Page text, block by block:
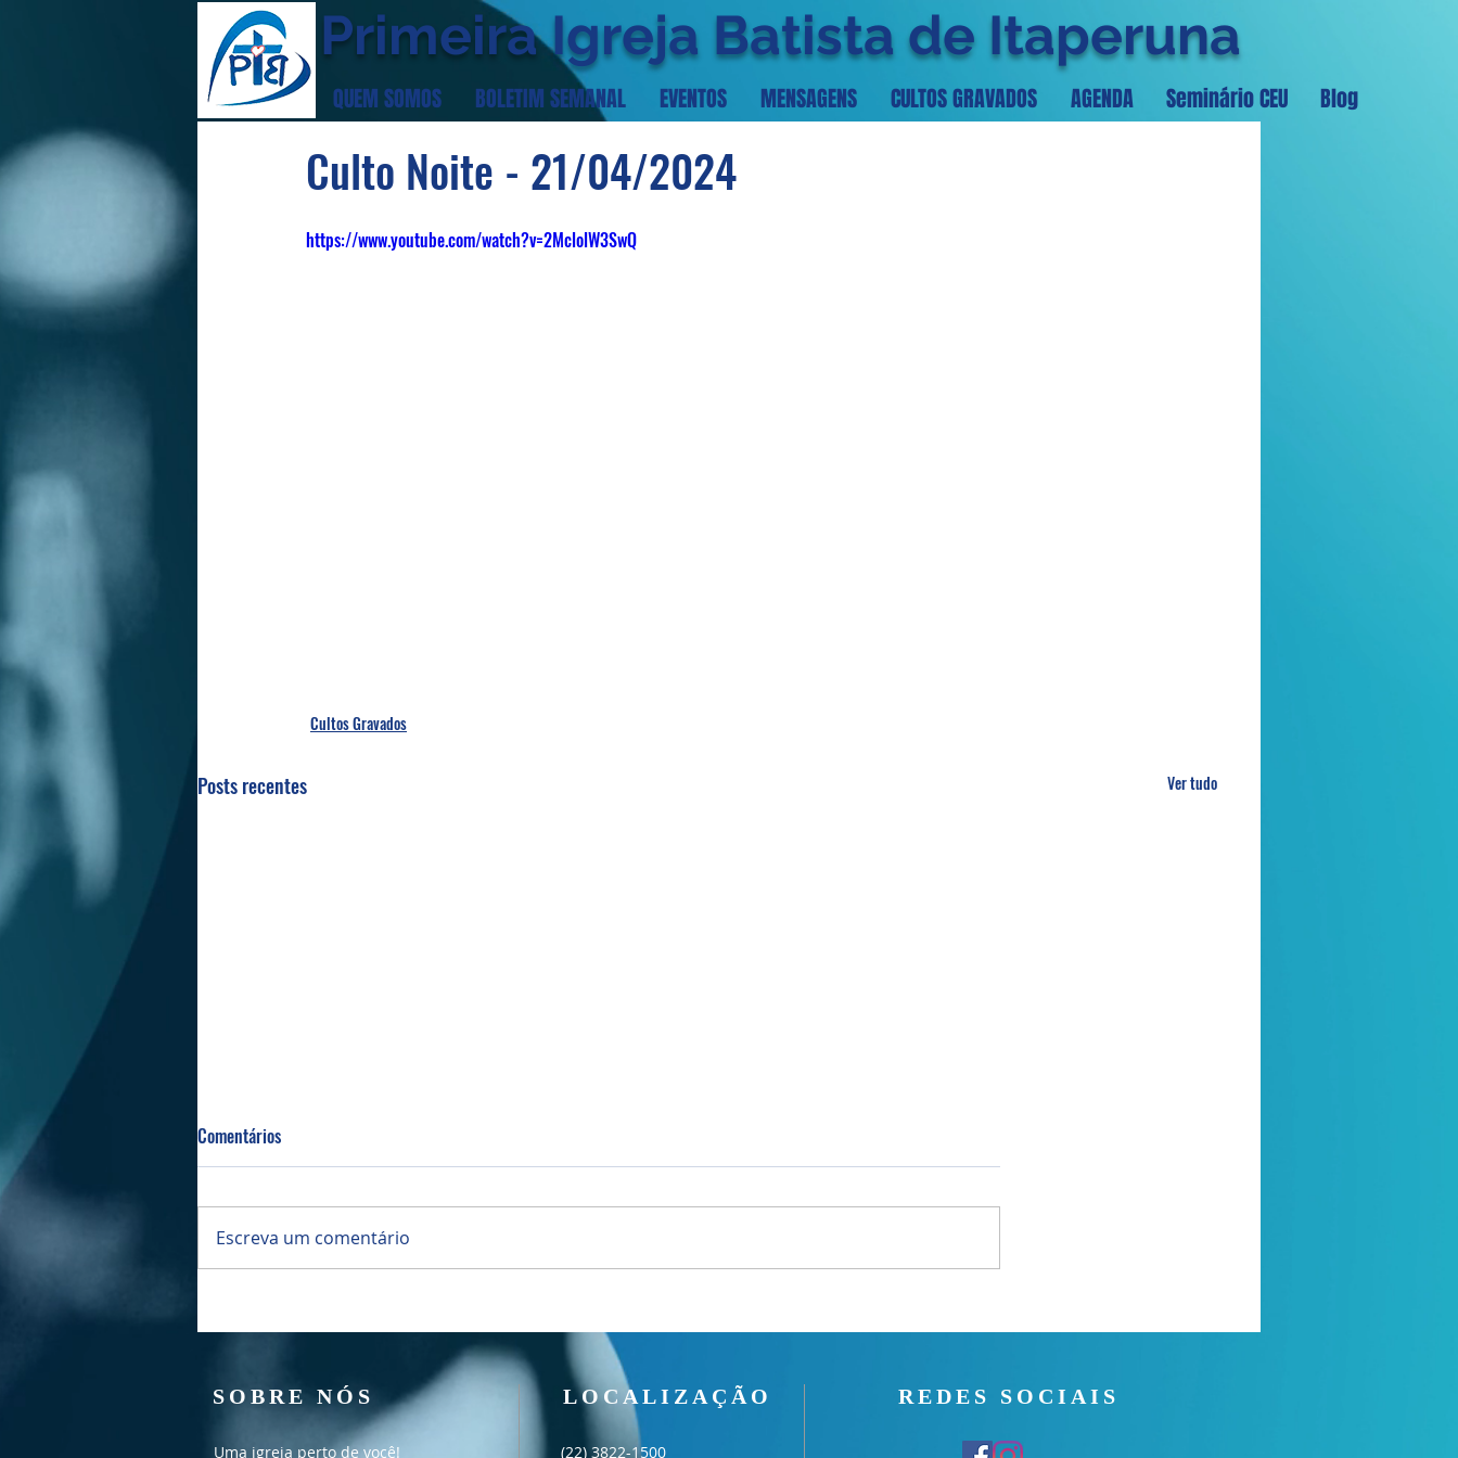
QUEM SOMOS BOLETIM SEMANAL EVENTOS MENSAGENS CULTOS GRAVADOS AGENDA Seminário CEU Blog
Primeira Igreja Batista de Itaperuna
Culto Noite - 21/04/2024
https://www.youtube.com/watch?v=2MclolW3SwQ
Cultos Gravados
Posts recentes Ver tudo
Culto Manhã - 02/08/2026 Culto Noite - 02/08/2026 Culto Noite - 26/07/2026
Comentários
Escreva um comentário
SOBRE NÓS
Uma igreja perto de você!
LOCALIZAÇÃO
(22) 3822-1500
REDES SOCIAIS